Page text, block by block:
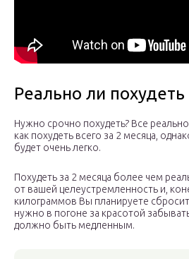
Реально ли
Нужно срочно похудеть? Все
как похудеть всего за 2 месяца,
будет очень легко.
Похудеть за 2 месяца более чем
от вашей целеустремленность и,
килограммов Вы планируете
нужно в погоне за красотой
должно быть медленным.